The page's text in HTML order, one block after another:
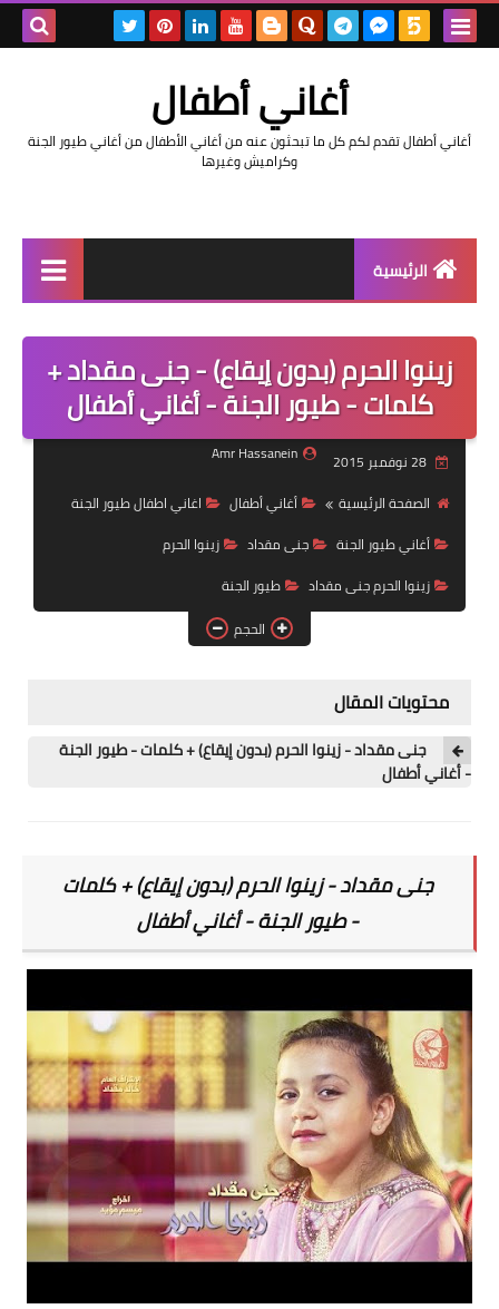
أغاني أطفال
أغاني أطفال تقدم لكم كل ما تبحثون عنه من أغاني الأطفال من أغاني طيور الجنة
وكراميش وغيرها
الرئيسية
رابط فرعي
رابط فرعي
رابط فرعي
زينوا الحرم (بدون إيقاع) - جنى مقداد +
كلمات - طيور الجنة - أغاني أطفال
28 نوفمبر 2015
Amr Hassanein
الصفحة الرئيسية
أغاني أطفال
اغاني اطفال طيور الجنة
أغاني طيور الجنة
جنى مقداد
زينوا الحرم
زينوا الحرم جنى مقداد
طيور الجنة
الحجم
محتويات المقال
جنى مقداد - زينوا الحرم (بدون إيقاع) + كلمات - طيور الجنة
- أغاني أطفال
جنى مقداد -زينوا الحرم (بدون إيقاع) + كلمات
- طيور الجنة - أغاني أطفال